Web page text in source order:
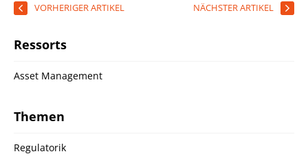
VORHERIGER ARTIKEL NÄCHSTER ARTIKEL
Ressorts
Asset Management
Themen
Regulatorik